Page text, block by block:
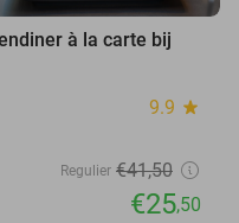
à la carte bij
9.9 star
Regulier €41,50
€25,50